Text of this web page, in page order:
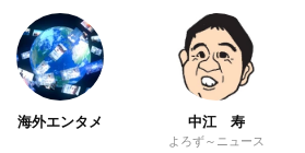
海外エンタメ 中江 寿
よろず～ニュース